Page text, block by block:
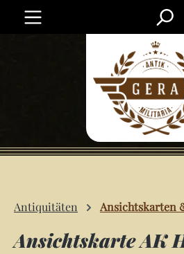
Zum Hauptinhalt springen
Antiquitäten Ansichtskarten
Ansichtskarte AK